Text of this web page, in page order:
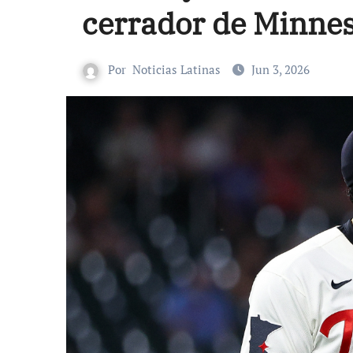
cerrador de
Por Noticias Latinas Jun 3, 2026